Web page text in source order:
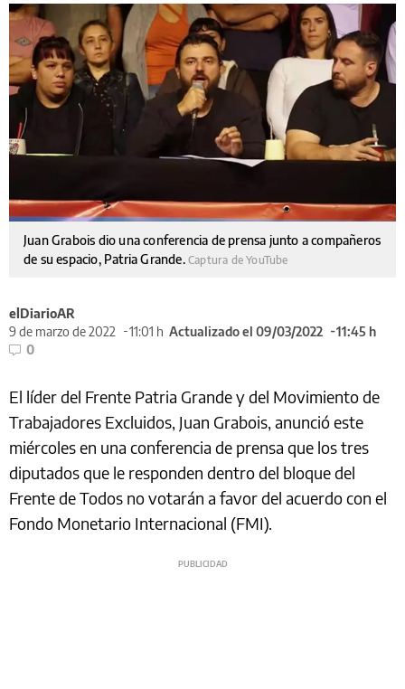
Juan Grabois dio una conferencia de prensa junto a compañeros
de su espacio, Patria Grande. Captura de YouTube
elDiarioAR
9 de marzo de 2022
11:01 h Actualizado el 09/03/2022
11:45 h
0
El líder del Frente Patria Grande y del Movimiento de
Trabajadores Excluidos, Juan Grabois, anunció este
miércoles en una conferencia de prensa que los tres
diputados que le responden dentro del bloque del
Frente de Todos no votarán a favor del acuerdo con el
Fondo Monetario Internacional (FMI).